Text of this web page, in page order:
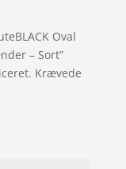
Oval
– Sort”
Krævede